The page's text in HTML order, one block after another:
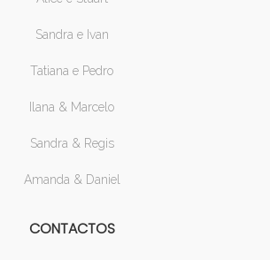
Sandra e Ivan
Tatiana e Pedro
Ilana & Marcelo
Sandra & Regis
Amanda & Daniel
CONTACTOS